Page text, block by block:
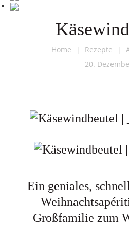
Home | Rezepte |
20.
Ein geniales,
Großfamilie zum